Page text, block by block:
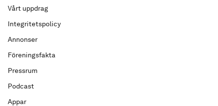
Vårt uppdrag
Integritetspolicy
Annonser
Föreningsfakta
Pressrum
Podcast
Appar